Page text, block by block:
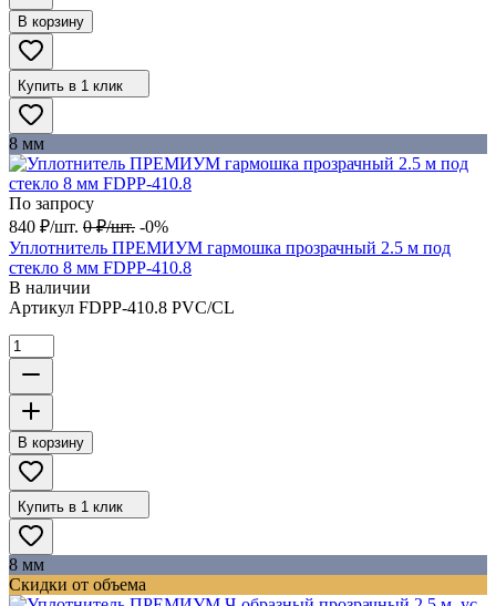
В корзину
Купить в 1 клик
8 мм
По запросу
840 ₽/шт. 0 ₽/шт. -0%
Уплотнитель ПРЕМИУМ гармошка прозрачный 2.5 м под
стекло 8 мм FDPP-410.8
В наличии
Артикул FDPP-410.8 PVC/CL
В корзину
Купить в 1 клик
8 мм
Скидки от объема